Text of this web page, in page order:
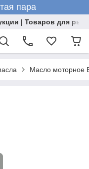
пара
| Товаров для
Масло моторное